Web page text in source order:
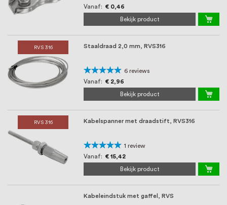
80%
Vanaf
€ 0,46
Bekijk product
RVS 316 Staaldraad 2,0 mm, RVS316
Waardering:
100%
6 reviews
Vanaf
€ 2,96
Bekijk product
RVS 316 Kabelspanner met draadstift, RVS316
Waardering:
100%
1 review
Vanaf
€ 15,42
Bekijk product
Kabeleindstuk met gaffel, RVS